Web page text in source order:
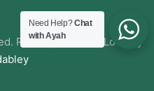
Redesigned With Love By
Need Help?Chat
with Ayah